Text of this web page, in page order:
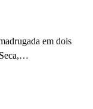
em dois